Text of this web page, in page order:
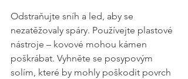
Odstraňujte sníh a led, aby se
nezatěžovaly spáry. Používejte plastové
nástroje – kovové mohou kámen
poškrábat. Vyhněte se posypovým
solím, které by mohly poškodit povrch